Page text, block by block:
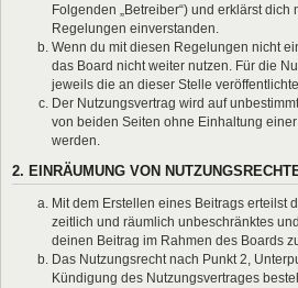
Folgenden „Betreiber“) und erklärst
Regelungen einverstanden.
Wenn du mit diesen Regelungen nicht
das Board nicht weiter nutzen. Für die
jeweils die an dieser Stelle
Der Nutzungsvertrag wird auf
von beiden Seiten ohne Einhaltung
werden.
2. EINRÄUMUNG VON
Mit dem Erstellen eines Beitrags erteilst
zeitlich und räumlich unbeschränktes
deinen Beitrag im Rahmen des Boards
Das Nutzungsrecht nach Punkt 2,
Kündigung des Nutzungsvertrages